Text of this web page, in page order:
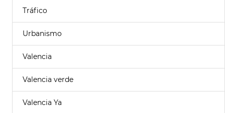
Tráfico
Urbanismo
Valencia
Valencia verde
Valencia Ya